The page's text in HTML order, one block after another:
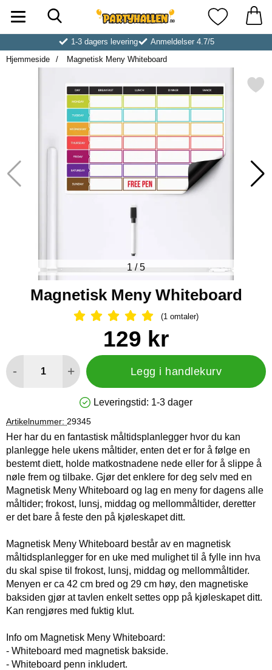
Startsiden for Partyhallen ABMine
1-3 dagers levering
Anmeldelser 4.7/5
Hjemmeside
Magnetisk Meny Whiteboard
Merk magnetisk Meny
1 /5
Magnetisk Meny Whiteboard
Vurdering: 5 Stjerne, Gå til alle
(1 omtaler)
Handle dette produktet, Magnetisk Meny Whiteboard
pris
129 kr
- + Legg i handlekurv
Produkttilgjengelighet: På lager
Leveringstid: 1-3 dager
Artikelnummer: 29345
Her har du en fantastisk måltidsplanlegger hvor du kan
planlegge hele ukens måltider, enten det er for å følge en
bestemt diett, holde matkostnadene nede eller for å slippe å
nøle frem og tilbake. Gjør det enklere for deg selv med en
Magnetisk Meny Whiteboard og lag en meny for dagens alle
måltider; frokost, lunsj, middag og mellommåltider, deretter
er det bare å feste den på kjøleskapet ditt.
Magnetisk Meny Whiteboard består av en magnetisk
måltidsplanlegger for en uke med mulighet til å fylle inn hva
du skal spise til frokost, lunsj, middag og mellommåltider.
Menyen er ca 42 cm bred og 29 cm høy, den magnetiske
baksiden gjør at tavlen enkelt settes opp på kjøleskapet ditt.
Kan rengjøres med fuktig klut.
Info om Magnetisk Meny Whiteboard:
- Whiteboard med magnetisk bakside.
- Whiteboard penn inkludert.